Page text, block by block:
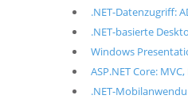
.NET-Datenzugriff:
.NET-basierte
Windows
ASP.NET Core:
.NET-